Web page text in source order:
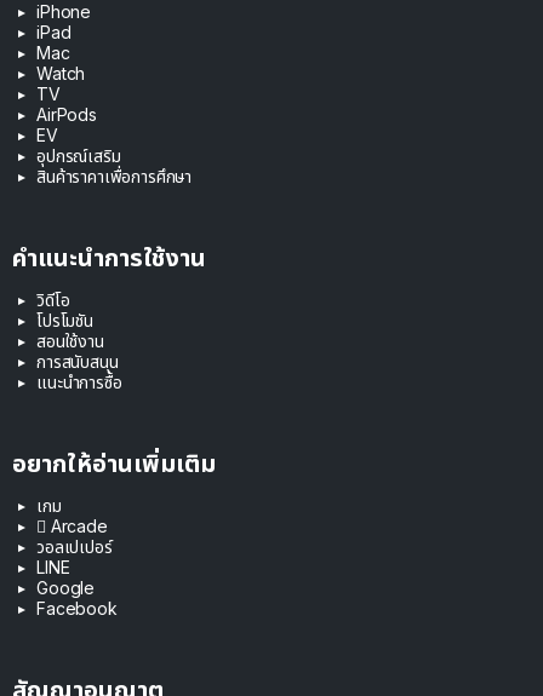
iPhone
iPad
Mac
Watch
TV
AirPods
EV
อุปกรณ์เสริม
สินค้าราคาเพื่อการศึกษา
คำแนะนำการใช้งาน
วิดีโอ
โปรโมชัน
สอนใช้งาน
การสนับสนุน
แนะนำการซื้อ
อยากให้อ่านเพิ่มเติม
เกม
 Arcade
วอลเปเปอร์
LINE
Google
Facebook